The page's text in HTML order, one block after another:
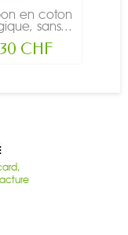
en coton
sans...
CHF